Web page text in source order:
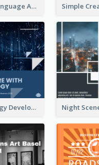
Flower Language And Calligraphy Instagram Post
Technology Development Conference Instagram Post